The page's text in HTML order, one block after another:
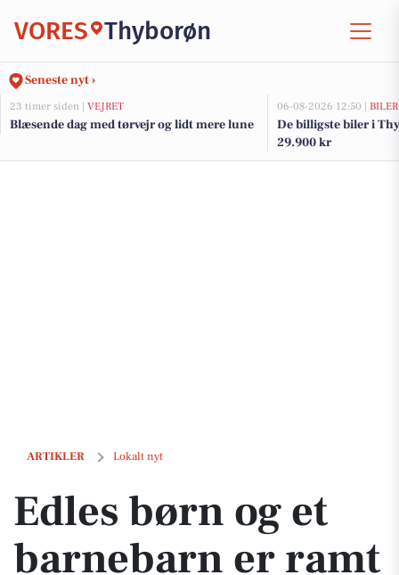
VORES Thyborøn
Seneste nyt ›
23 timer siden | VEJRET
Blæsende dag med tørvejr og lidt mere lune
06-08-2026 12:50 | BILER
De billigste biler i
29.900 kr
ARTIKLER Lokalt nyt
Edles børn og et barnebarn er ramt af sclerose. Nu fører hun an i
Edles børn og et
barnebarn er ramt